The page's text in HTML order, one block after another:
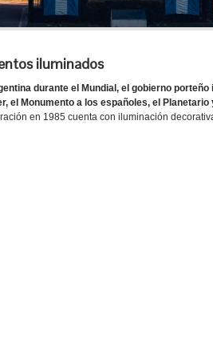
iluminados
durante el Mundial, el gobierno
el Monumento a los españoles, el Planetario
en 1985 cuenta con iluminación